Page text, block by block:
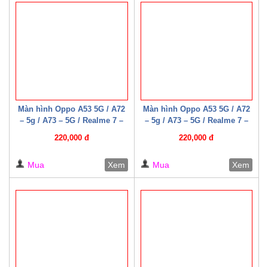
Màn hình Oppo A53 5G / A72
– 5g / A73 – 5G / Realme 7 –
Realme Q2 ( Cáp W HD+ )
220,000 đ
Mua Xem
Màn hình Oppo A53 5G / A72
– 5g / A73 – 5G / Realme 7 –
Realme Q2 ( Cáp W HD+ )
220,000 đ
Mua Xem